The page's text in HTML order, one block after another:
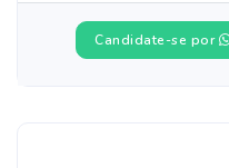
Candidate-se por